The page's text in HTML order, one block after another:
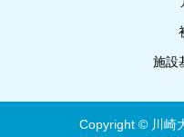
施設
Copyright © 川崎
電話する